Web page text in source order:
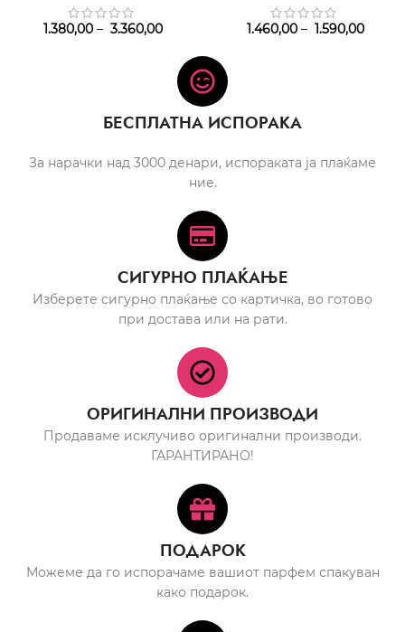
1.380,00 – 3.360,00 1.460,00 – 1.590,00
БЕСПЛАТНА ИСПОРАКА
За нарачки над 3000 денари, испораката ја плаќаме
ние.
СИГУРНО ПЛАЌАЊЕ
Изберете сигурно плаќање со картичка, во готово
при достава или на рати.
ОРИГИНАЛНИ ПРОИЗВОДИ
Продаваме исклучиво оригинални производи.
ГАРАНТИРАНО!
ПОДАРОК
Можеме да го испорачаме вашиот парфем спакуван
како подарок.